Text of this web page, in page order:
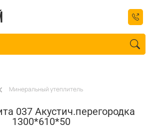
Минеральный утеплитель
037 Акустич.перегородка
1300*610*50